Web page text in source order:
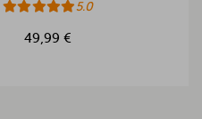
5.0
49,99 €